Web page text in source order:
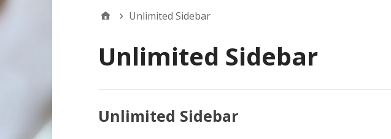
Unlimited Sidebar
Unlimited Sidebar
Unlimited Sidebar